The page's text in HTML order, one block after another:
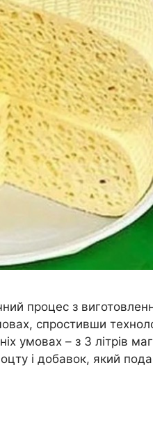
процес з
спростивши
умовах – з 3 літрів
і добавок, який